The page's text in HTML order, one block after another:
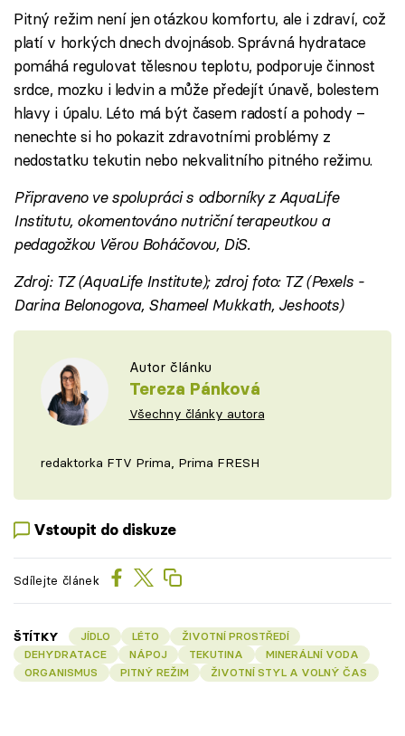
Pitný režim není jen otázkou komfortu, ale i zdraví, což
platí v horkých dnech dvojnásob. Správná hydratace
pomáhá regulovat tělesnou teplotu, podporuje činnost
srdce, mozku i ledvin a může předejít únavě, bolestem
hlavy i úpalu. Léto má být časem radostí a pohody –
nenechte si ho pokazit zdravotními problémy z
nedostatku tekutin nebo nekvalitního pitného režimu.
Připraveno ve spolupráci s odborníky z AquaLife
Institutu, okomentováno nutriční terapeutkou a
pedagožkou Věrou Boháčovou, DiS.
Zdroj: TZ (AquaLife Institute); zdroj foto: TZ (Pexels -
Darina Belonogova, Shameel Mukkath, Jeshoots)
Autor článku
Tereza Pánková
Všechny články autora
redaktorka FTV Prima, Prima FRESH
Vstoupit do diskuze
Sdílejte článek
ŠTÍTKY JÍDLO LÉTO
ŽIVOTNÍ PROSTŘEDÍ
DEHYDRATACE
NÁPOJ TEKUTINA
MINERÁLNÍ VODA
ORGANISMUS
PITNÝ REŽIM ŽIVOTNÍ STYL A VOLNÝ ČAS